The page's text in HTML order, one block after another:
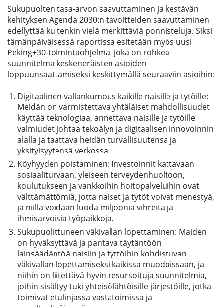
Sukupuolten tasa-arvon saavuttaminen ja kestävän
kehityksen Agenda 2030:n tavoitteiden saavuttaminen
edellyttää kuitenkin vielä merkittäviä ponnisteluja. Siksi
tämänpäiväisessä raportissa esitetään myös uusi
Peking+30-toimintaohjelma, joka on rohkea
suunnitelma keskeneräisten asioiden
loppuunsaattamiseksi keskittymällä seuraaviin asioihin:
Digitaalinen vallankumous kaikille naisille ja tytöille:
Meidän on varmistettava yhtäläiset mahdollisuudet
käyttää teknologiaa, annettava naisille ja tytöille
valmiudet johtaa tekoälyn ja digitaalisen innovoinnin
alalla ja taattava heidän turvallisuutensa ja
yksityisyytensä verkossa.
Köyhyyden poistaminen: Investoinnit kattavaan
sosiaaliturvaan, yleiseen terveydenhuoltoon,
koulutukseen ja vankkoihin hoitopalveluihin ovat
välttämättömiä, jotta naiset ja tytöt voivat menestyä,
ja niillä voidaan luoda miljoonia vihreitä ja
ihmisarvoisia työpaikkoja.
Sukupuolittuneen väkivallan lopettaminen: Maiden
on hyväksyttävä ja pantava täytäntöön
lainsäädäntöä naisiin ja tyttöihin kohdistuvan
väkivallan lopettamiseksi kaikissa muodoissaan, ja
niihin on liitettävä hyvin resursoituja suunnitelmia,
joihin sisältyy tuki yhteisölähtöisille järjestöille, jotka
toimivat etulinjassa vastatoimissa ja